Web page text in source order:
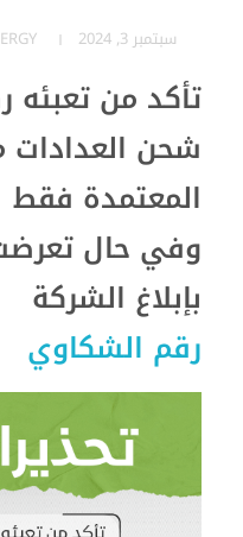
سبتمبر 3, 2024
تأكد من تعبئه
شحن العدادات
المعتمدة فقط
وفي حال تعرضت
بإبلاغ الشركة
رقم الشكاوي